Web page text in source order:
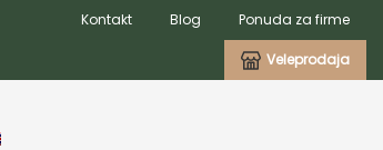
Kontakt Blog Ponuda za firme
Veleprodaja